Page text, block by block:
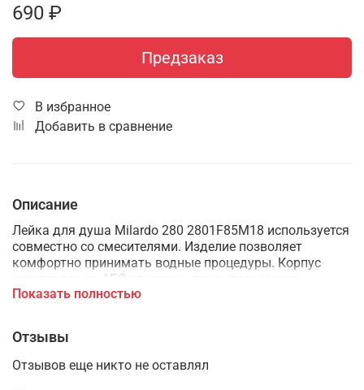
690 ₽
Предзаказ
В избранное
Добавить в сравнение
Описание
Лейка для душа Milardo 280 2801F85M18 используется
совместно со смесителями. Изделие позволяет
комфортно принимать водные процедуры. Корпус
изготовлен из АБС-пластика, покрытого никель-
хромом. Лейка обладает 1 режимом.
Показать полностью
Отзывы
Отзывов еще никто не оставлял